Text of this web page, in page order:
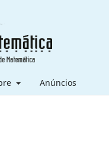
Anúncios